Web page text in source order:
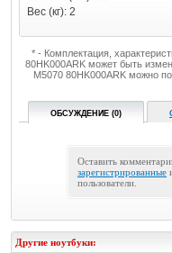
Вес (кг): 2
* - Комплектация,
80HK000ARK может быть
M5070 80HK000ARK можно
ОБСУЖДЕНИЕ (0)
Оставить
зарегистрированные
пользователи.
Другие ноутбуки: